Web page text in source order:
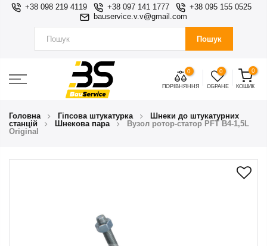
+38 098 219 4119 +38 097 141 1777
+38 095 155 0525
bauservice.v.v@gmail.com
Пошук
0
ПОРІВНЯННЯ
0
ОБРАНЕ
0
КОШИК
Головна Гіпсова штукатурка
Шнеки до штукатурних
станцій
Шнекова пара
Вузол ротор-статор PFT В4-1,5L
Original